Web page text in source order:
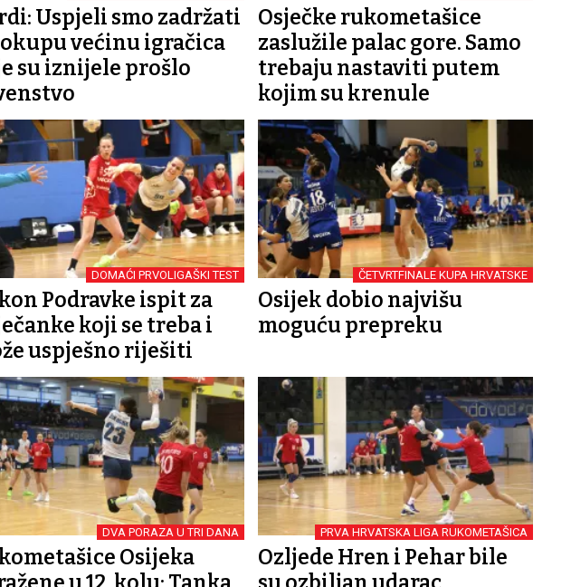
Uspjeli smo zadržati
većinu igračica
su iznijele prošlo
Osječke rukometašice
zaslužile palac gore. Samo
trebaju nastaviti putem
kojim su krenule
DOMAĆI PRVOLIGAŠKI TEST
Podravke ispit za
koji se treba i
uspješno riješiti
ČETVRTFINALE KUPA HRVATSKE
Osijek dobio najvišu
moguću prepreku
DVA PORAZA U TRI DANA
Osijeka
PRVA HRVATSKA LIGA RUKOMETAŠICA
Ozljede Hren i Pehar bile